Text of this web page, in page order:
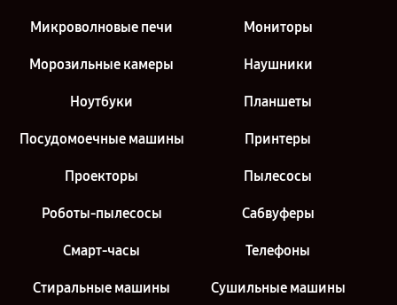
Микроволновые печи Мониторы
Морозильные камеры Наушники
Ноутбуки Планшеты
Посудомоечные машины Принтеры
Проекторы Пылесосы
Роботы-пылесосы Сабвуферы
Смарт-часы Телефоны
Стиральные машины Сушильные машины